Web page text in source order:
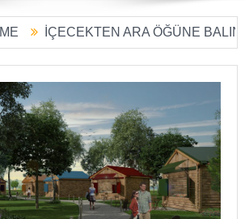
İÇECEKTEN ARA ÖĞÜNE BALIN